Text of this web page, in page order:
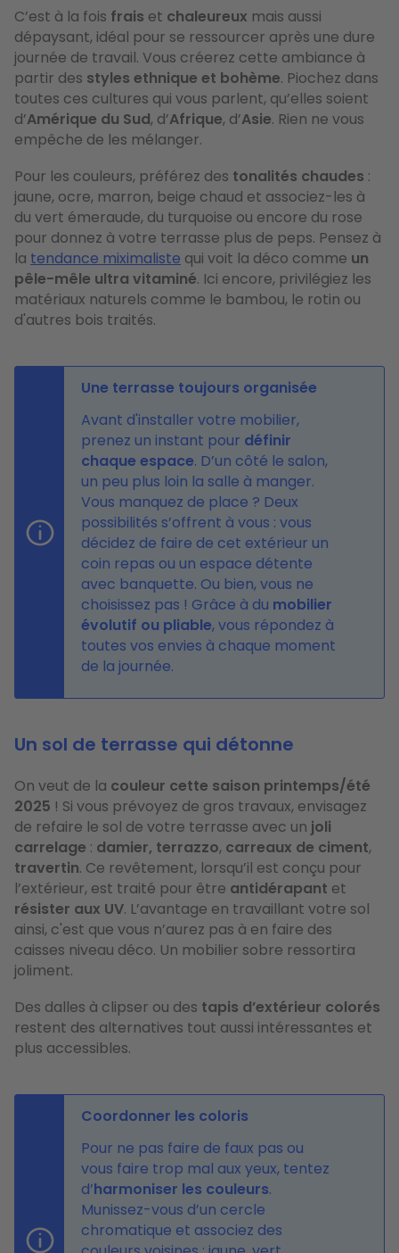
C’est à la fois frais et chaleureux mais aussi
dépaysant, idéal pour se ressourcer après une dure
journée de travail. Vous créerez cette ambiance à
partir des styles ethnique et bohème. Piochez dans
toutes ces cultures qui vous parlent, qu’elles soient
d’Amérique du Sud, d’Afrique, d’Asie. Rien ne vous
empêche de les mélanger.
Pour les couleurs, préférez des tonalités chaudes :
jaune, ocre, marron, beige chaud et associez-les à
du vert émeraude, du turquoise ou encore du rose
pour donnez à votre terrasse plus de peps. Pensez à
la tendance miximaliste qui voit la déco comme un
pêle-mêle ultra vitaminé. Ici encore, privilégiez les
matériaux naturels comme le bambou, le rotin ou
d'autres bois traités.
Une terrasse toujours organisée
Avant d'installer votre mobilier,
prenez un instant pour définir
chaque espace. D’un côté le salon,
un peu plus loin la salle à manger.
Vous manquez de place ? Deux
possibilités s’offrent à vous : vous
décidez de faire de cet extérieur un
coin repas ou un espace détente
avec banquette. Ou bien, vous ne
choisissez pas ! Grâce à du mobilier
évolutif ou pliable, vous répondez à
toutes vos envies à chaque moment
de la journée.
Un sol de terrasse qui détonne
On veut de la couleur cette saison printemps/été
2025 ! Si vous prévoyez de gros travaux, envisagez
de refaire le sol de votre terrasse avec un joli
carrelage : damier, terrazzo, carreaux de ciment,
travertin. Ce revêtement, lorsqu’il est conçu pour
l’extérieur, est traité pour être antidérapant et
résister aux UV. L’avantage en travaillant votre sol
ainsi, c'est que vous n’aurez pas à en faire des
caisses niveau déco. Un mobilier sobre ressortira
joliment.
Des dalles à clipser ou des tapis d’extérieur colorés
restent des alternatives tout aussi intéressantes et
plus accessibles.
Coordonner les coloris
Pour ne pas faire de faux pas ou
vous faire trop mal aux yeux, tentez
d’harmoniser les couleurs.
Munissez-vous d’un cercle
chromatique et associez des